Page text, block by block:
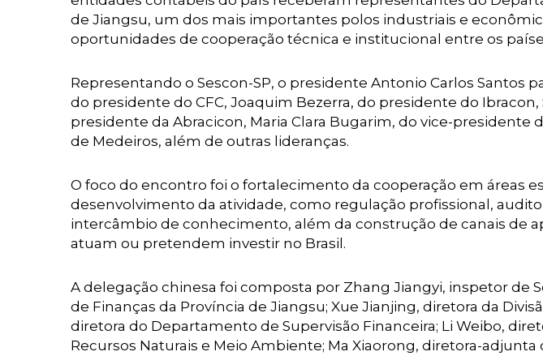
de Jiangsu, um dos mais importantes polos industriais e
oportunidades de cooperação técnica e institucional entre os
Representando o Sescon-SP, o presidente Antonio Carlos Santos
do presidente do CFC, Joaquim Bezerra, do presidente do Ibracon,
presidente da Abracicon, Maria Clara Bugarim, do vice-presidente
de Medeiros, além de outras lideranças.
O foco do encontro foi o fortalecimento da cooperação em áreas
desenvolvimento da atividade, como regulação profissional,
intercâmbio de conhecimento, além da construção de canais de
atuam ou pretendem investir no Brasil.
A delegação chinesa foi composta por Zhang Jiangyi, inspetor de
de Finanças da Província de Jiangsu; Xue Jianjing, diretora da
diretora do Departamento de Supervisão Financeira; Li Weibo,
Recursos Naturais e Meio Ambiente; Ma Xiaorong, diretora-adjunta